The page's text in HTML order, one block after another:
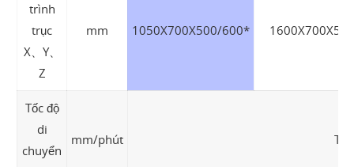
trình
trục
X、Y、
Z
mm 1050X700X500/600*
Tốc độ
di
chuyển
mm/phút